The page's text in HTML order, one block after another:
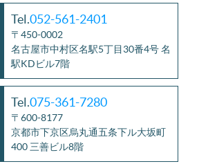
Tel.052-561-2401
〒450-0002
名古屋市中村区名駅5丁目30番4号 名
駅KDビル7階
Tel.075-361-7280
〒600-8177
京都市下京区烏丸通五条下ル大坂町
400 三善ビル8階